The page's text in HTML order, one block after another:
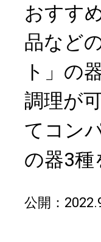
おすす
品など
ト」の
調理が
てコン
の器3
公開：